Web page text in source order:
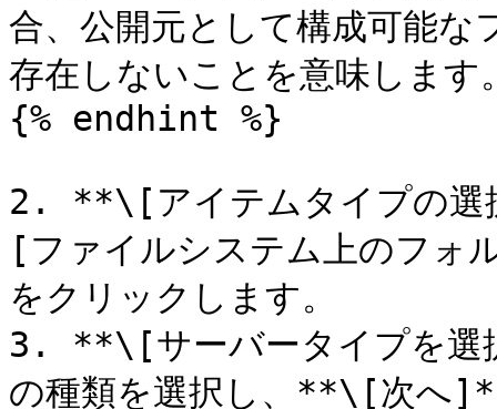
合、公開元として構成可能な
存在しないことを意味します
{% endhint %}
2. **\[アイテムタイプの
[ファイルシステム上のフ
をクリックします。
3. **\[サーバータイプを選
の種類を選択し、**\[次へ